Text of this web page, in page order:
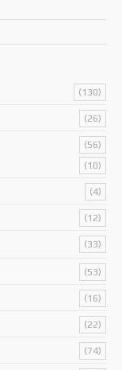
(130)
(26)
(56)
(10)
(4)
(12)
(33)
(53)
(16)
(22)
(74)